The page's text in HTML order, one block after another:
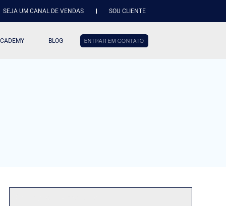
SEJA UM CANAL DE VENDAS SOU CLIENTE
BLOG ENTRAR EM CONTATO